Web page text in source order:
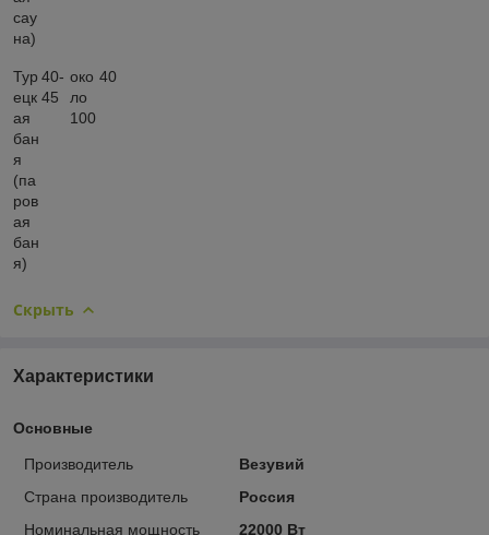
сау
на)
Тур
ецк
ая
бан
я
(па
ров
ая
бан
я)
40-
45
око
ло
100
40
Скрыть
Характеристики
Основные
Производитель
Везувий
Страна производитель
Россия
Номинальная мощность
22000 Вт